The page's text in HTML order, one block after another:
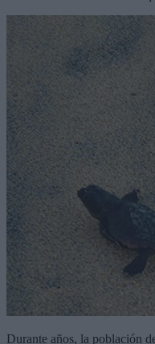
Durante años, la población